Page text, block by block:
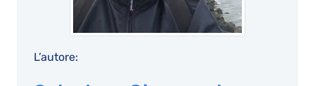
L’autore: